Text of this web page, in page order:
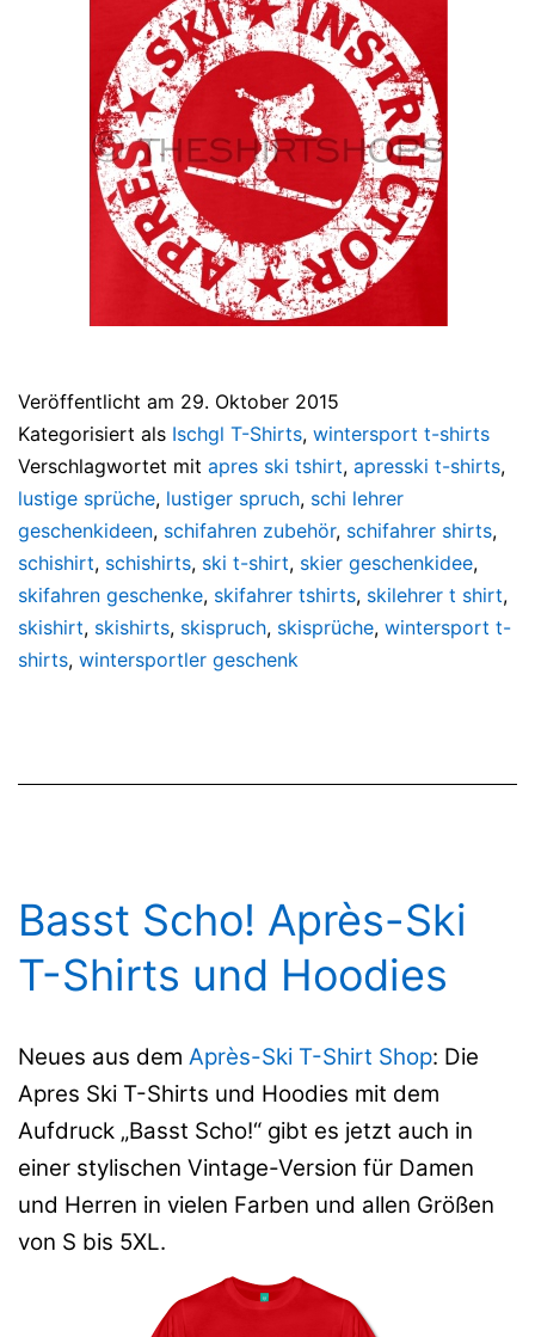
Veröffentlicht am 29. Oktober 2015
Kategorisiert als Ischgl T-Shirts, wintersport t-shirts
Verschlagwortet mit apres ski tshirt, apresski t-shirts,
lustige sprüche, lustiger spruch, schi lehrer
geschenkideen, schifahren zubehör, schifahrer shirts,
schishirt, schishirts, ski t-shirt, skier geschenkidee,
skifahren geschenke, skifahrer tshirts, skilehrer t shirt,
skishirt, skishirts, skispruch, skisprüche, wintersport t-
shirts, wintersportler geschenk
Basst Scho! Après-Ski
T-Shirts und Hoodies
Neues aus dem Après-Ski T-Shirt Shop: Die
Apres Ski T-Shirts und Hoodies mit dem
Aufdruck „Basst Scho!“ gibt es jetzt auch in
einer stylischen Vintage-Version für Damen
und Herren in vielen Farben und allen Größen
von S bis 5XL.